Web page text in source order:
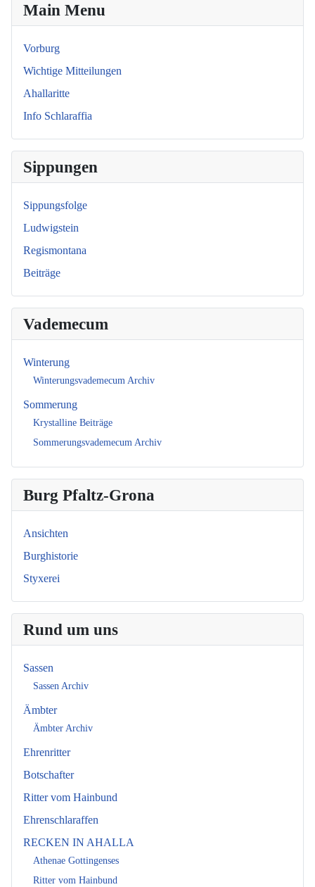
Main Menu
Vorburg
Wichtige Mitteilungen
Ahallaritte
Info Schlaraffia
Sippungen
Sippungsfolge
Ludwigstein
Regismontana
Beiträge
Vademecum
Winterung
Winterungsvademecum Archiv
Sommerung
Krystalline Beiträge
Sommerungsvademecum Archiv
Burg Pfaltz-Grona
Ansichten
Burghistorie
Styxerei
Rund um uns
Sassen
Sassen Archiv
Ämbter
Ämbter Archiv
Ehrenritter
Botschafter
Ritter vom Hainbund
Ehrenschlaraffen
RECKEN IN AHALLA
Athenae Gottingenses
Ritter vom Hainbund